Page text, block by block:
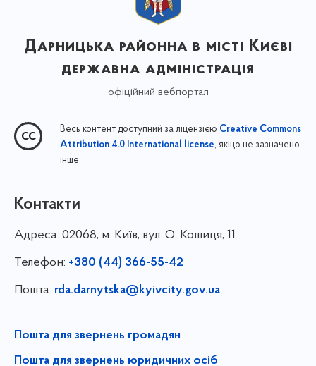
Дарницька районна в місті Києві
державна адміністрація
офіційний вебпортал
Весь контент доступний за ліцензією Creative Commons
Attribution 4.0 International license, якщо не зазначено
інше
Контакти
Адреса: 02068, м. Київ, вул. О. Кошиця, 11
Телефон: +380 (44) 366-55-42
Пошта: rda.darnytska@kyivcity.gov.ua
Пошта для звернень громадян
Пошта для звернень юридичних осіб